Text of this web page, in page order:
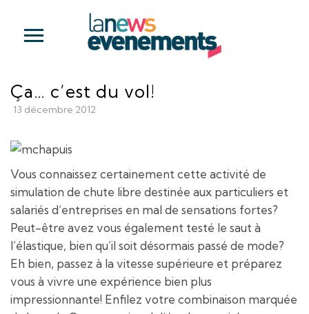
Ça… c’est du vol!
13 décembre 2012
Vous connaissez certainement cette activité de
simulation de chute libre destinée aux particuliers et
salariés d’entreprises en mal de sensations fortes?
Peut-être avez vous également testé le saut à
l’élastique, bien qu’il soit désormais passé de mode?
Eh bien, passez à la vitesse supérieure et préparez
vous à vivre une expérience bien plus
impressionnante! Enfilez votre combinaison marquée